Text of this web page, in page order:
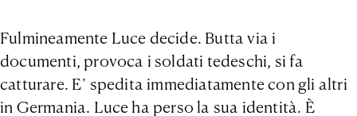
Fulmineamente Luce decide. Butta via i
documenti, provoca i soldati tedeschi, si fa
catturare. E’ spedita immediatamente con gli altri
in Germania. Luce ha perso la sua identità. È